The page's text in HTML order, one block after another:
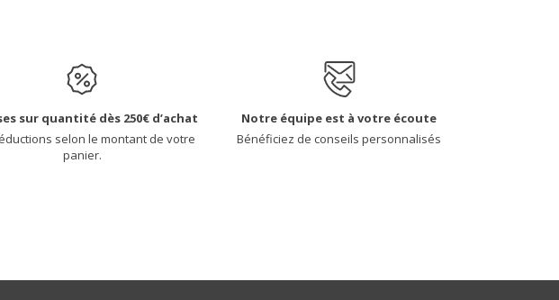
sur quantité dès 250€ d’achat
selon le montant de votre
panier.
Notre équipe est à votre écoute
Bénéficiez de conseils personnalisés